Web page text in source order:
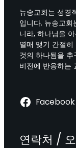
뉴송교회는 성경
입니다. 뉴송교
니라, 하나님을
열매 맺기 간절
것의 하나됨을
비전에 반응하는
Facebook
연락처 /